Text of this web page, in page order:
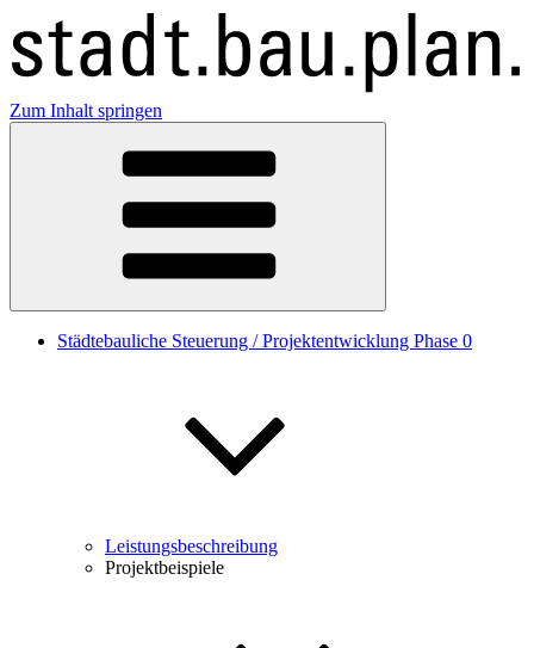
Zum Inhalt springen
Städtebauliche Steuerung / Projektentwicklung Phase 0
Leistungsbeschreibung
Projektbeispiele